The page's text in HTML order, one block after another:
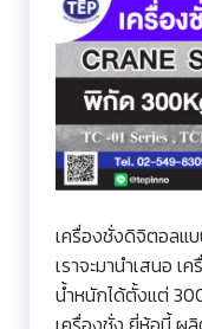
เครื่องชั่งดิจิตอลแบ
เราจะมานำเสนอ
น้ำหนักได้ตั้งแต่